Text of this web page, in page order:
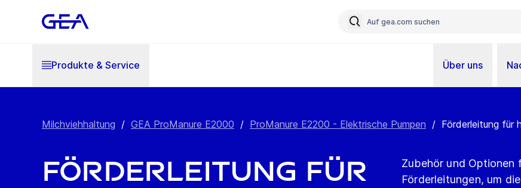
Produkte & Service Über uns
Milchviehhaltung / GEA ProManure E2000 / ProManure E2200 - Elektrische Pumpen / Förderleitung für
Förderleitung für
Zubehör und Optionen
Förderleitungen, um